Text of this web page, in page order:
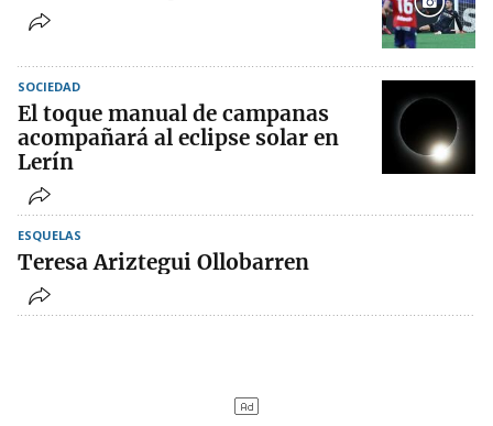
SOCIEDAD
El toque manual de campanas
acompañará al eclipse solar en
Lerín
ESQUELAS
Teresa Ariztegui Ollobarren